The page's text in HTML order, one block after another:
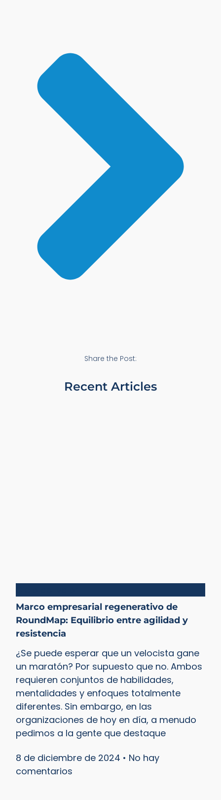
Share the Post:
Recent Articles
Marco empresarial regenerativo de
RoundMap: Equilibrio entre agilidad y
resistencia
¿Se puede esperar que un velocista gane
un maratón? Por supuesto que no. Ambos
requieren conjuntos de habilidades,
mentalidades y enfoques totalmente
diferentes. Sin embargo, en las
organizaciones de hoy en día, a menudo
pedimos a la gente que destaque
8 de diciembre de 2024
No hay
comentarios